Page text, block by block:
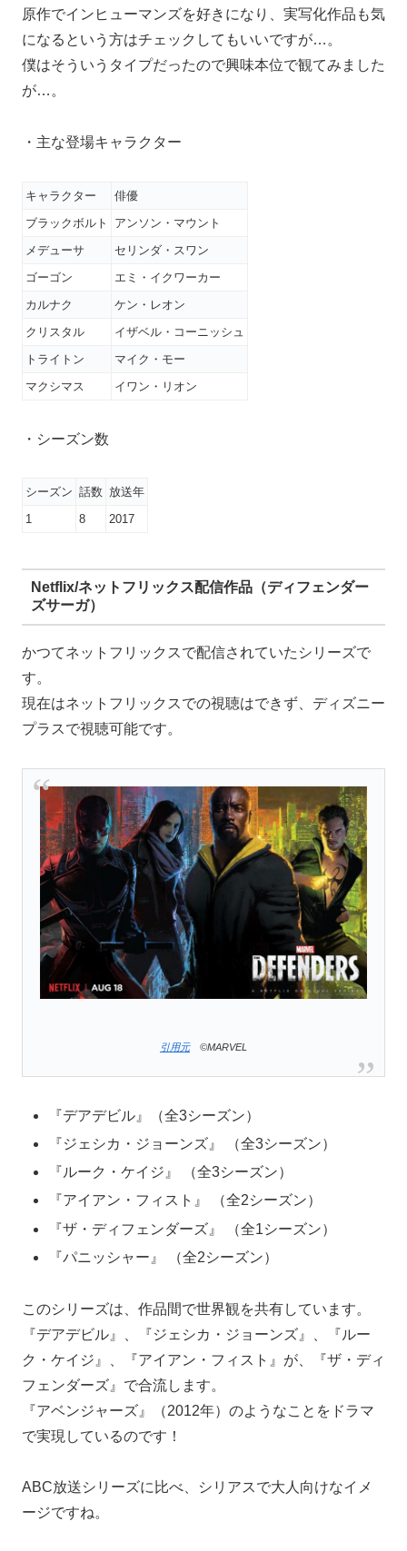
原作でインヒューマンズを好きになり、実写化作品も気
になるという方はチェックしてもいいですが…。
僕はそういうタイプだったので興味本位で観てみました
が…。
・主な登場キャラクター
キャラクター
俳優
ブラックボルト
アンソン・マウント
メデューサ
セリンダ・スワン
ゴーゴン
エミ・イクワーカー
カルナク
ケン・レオン
クリスタル
イザベル・コーニッシュ
トライトン
マイク・モー
マクシマス
イワン・リオン
・シーズン数
シーズン 話数 放送年
1
8 2017
Netflix/ネットフリックス配信作品（ディフェンダー
ズサーガ）
かつてネットフリックスで配信されていたシリーズで
す。
現在はネットフリックスでの視聴はできず、ディズニー
プラスで視聴可能です。
引用元©MARVEL
『デアデビル』（全3シーズン）
『ジェシカ・ジョーンズ』 （全3シーズン）
『ルーク・ケイジ』 （全3シーズン）
『アイアン・フィスト』 （全2シーズン）
『ザ・ディフェンダーズ』 （全1シーズン）
『パニッシャー』 （全2シーズン）
このシリーズは、作品間で世界観を共有しています。
『デアデビル』、『ジェシカ・ジョーンズ』、『ルー
ク・ケイジ』、『アイアン・フィスト』が、『ザ・ディ
フェンダーズ』で合流します。
『アベンジャーズ』（2012年）のようなことをドラマ
で実現しているのです！
ABC放送シリーズに比べ、シリアスで大人向けなイメ
ージですね。